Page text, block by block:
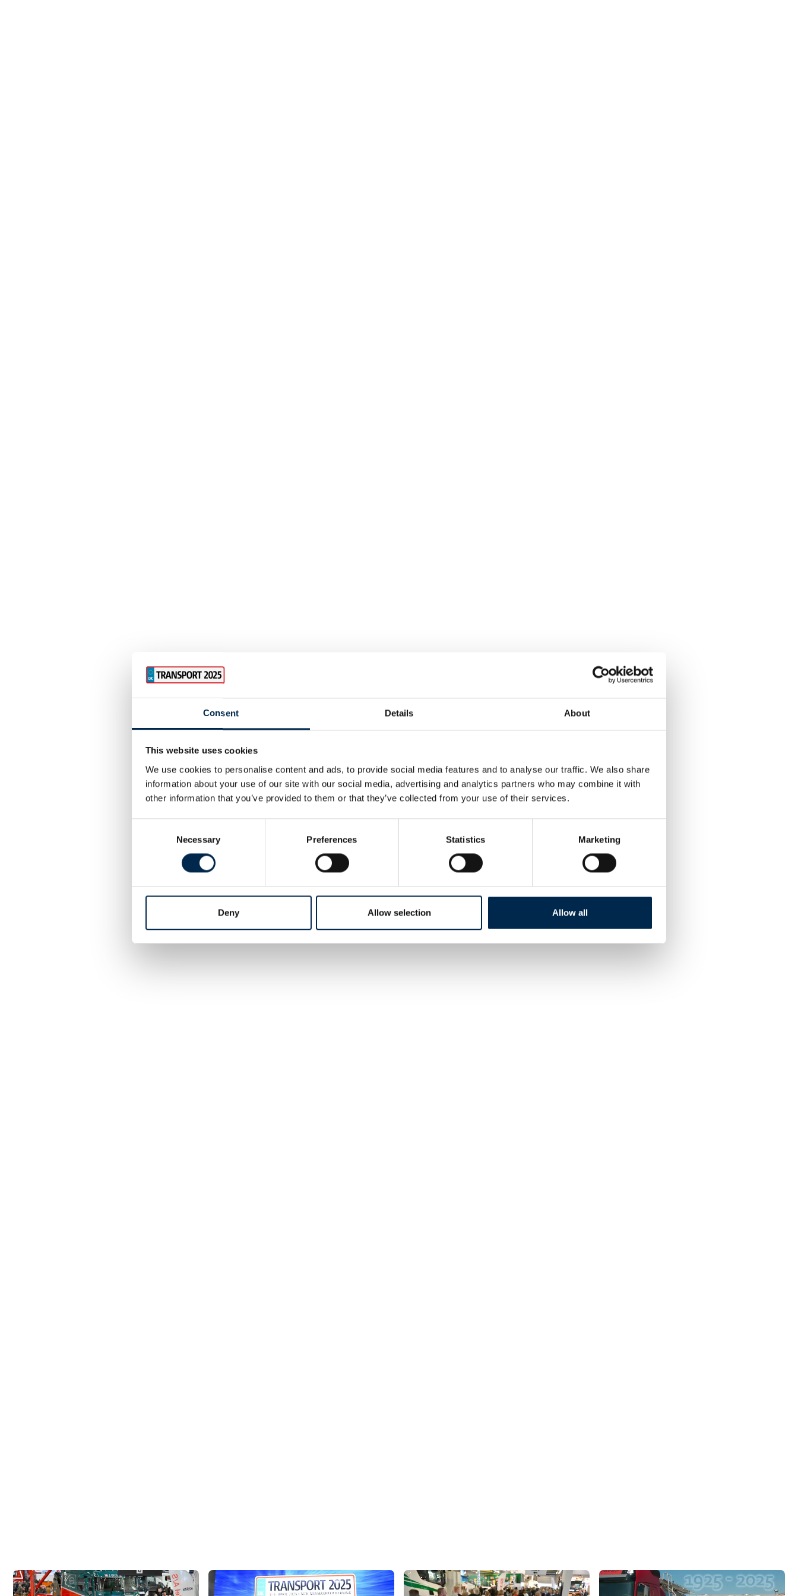
Consent Details About
This website uses cookies
We use cookies to personalise content and ads, to provide social media features and to analyse our traffic. We also share
information about your use of our site with our social media, advertising and analytics partners who may combine it with
other information that you’ve provided to them or that they’ve collected from your use of their services.
Necessary Preferences Statistics Marketing
Deny Allow selection Allow all